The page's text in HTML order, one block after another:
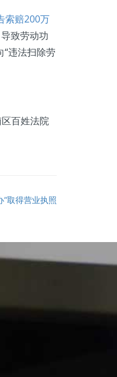
索赔200万
致劳动功
“违法扫除劳
百姓法院
”取得营业执照